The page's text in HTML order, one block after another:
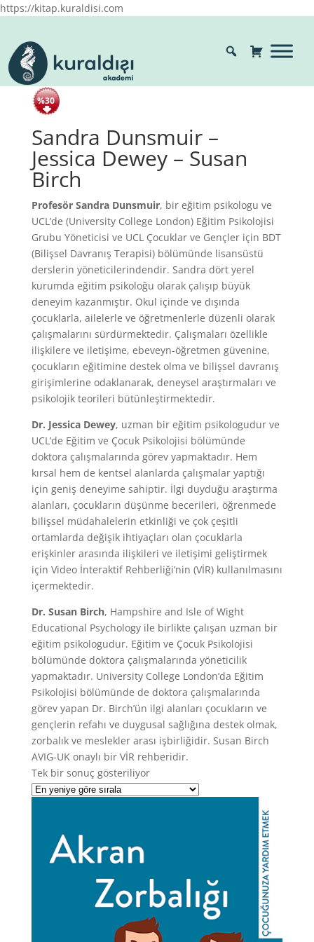
https://kitap.kuraldisi.com
Sandra Dunsmuir –
Jessica Dewey – Susan
Birch
Profesör Sandra Dunsmuir, bir eğitim psikologu ve
UCL’de (University College London) Eğitim Psikolojisi
Grubu Yöneticisi ve UCL Çocuklar ve Gençler için BDT
(Bilişsel Davranış Terapisi) bölümünde lisansüstü
derslerin yöneticilerindendir. Sandra dört yerel
kurumda eğitim psikoloğu olarak çalışıp büyük
deneyim kazanmıştır. Okul içinde ve dışında
çocuklarla, ailelerle ve öğretmenlerle düzenli olarak
çalışmalarını sürdürmektedir. Çalışmaları özellikle
ilişkilere ve iletişime, ebeveyn-öğretmen güvenine,
çocukların eğitimine destek olma ve bilişsel davranış
girişimlerine odaklanarak, deneysel araştırmaları ve
psikolojik teorileri bütünleştirmektedir.
Dr. Jessica Dewey, uzman bir eğitim psikologudur ve
UCL’de Eğitim ve Çocuk Psikolojisi bölümünde
doktora çalışmalarında görev yapmaktadır. Hem
kırsal hem de kentsel alanlarda çalışmalar yaptığı
için geniş deneyime sahiptir. İlgi duyduğu araştırma
alanları, çocukların düşünme becerileri, öğrenmede
bilişsel müdahalelerin etkinliği ve çok çeşitli
ortamlarda değişik ihtiyaçları olan çocuklarla
erişkinler arasında ilişkileri ve iletişimi geliştirmek
için Video İnteraktif Rehberliği’nin (VİR) kullanılmasını
içermektedir.
Dr. Susan Birch, Hampshire and Isle of Wight
Educational Psychology ile birlikte çalışan uzman bir
eğitim psikologudur. Eğitim ve Çocuk Psikolojisi
bölümünde doktora çalışmalarında yöneticilik
yapmaktadır. University College London’da Eğitim
Psikolojisi bölümünde de doktora çalışmalarında
görev yapan Dr. Birch’ün ilgi alanları çocukların ve
gençlerin refahı ve duygusal sağlığına destek olmak,
zorbalık ve meslekler arası işbirliğidir. Susan Birch
AVIG-UK onaylı bir VİR rehberidir.
Tek bir sonuç gösteriliyor
%30